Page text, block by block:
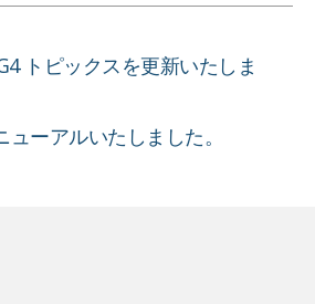
トピックスを更新いたしま
ーアルいたしました。